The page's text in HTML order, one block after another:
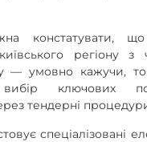
констатувати,
регіону з
— умовно кажучи,
ключових
тендерні
спеціалізовані